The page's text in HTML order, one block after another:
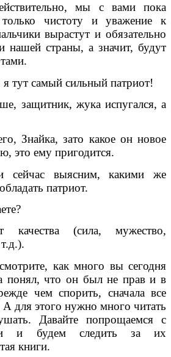
мы с вами пока
чистоту и уважение к
вырастут и обязательно
нашей страны, а значит, будут
тут самый сильный патриот!
защитник, жука испугался, а
Знайка, зато какое он новое
это ему пригодится.
выясним, какими же
патриот.
качества (сила, мужество,
как много вы сегодня
понял, что он был не прав и в
чем спорить, сначала все
А для этого нужно много читать
Давайте попрощаемся с
и будем следить за их
книги.